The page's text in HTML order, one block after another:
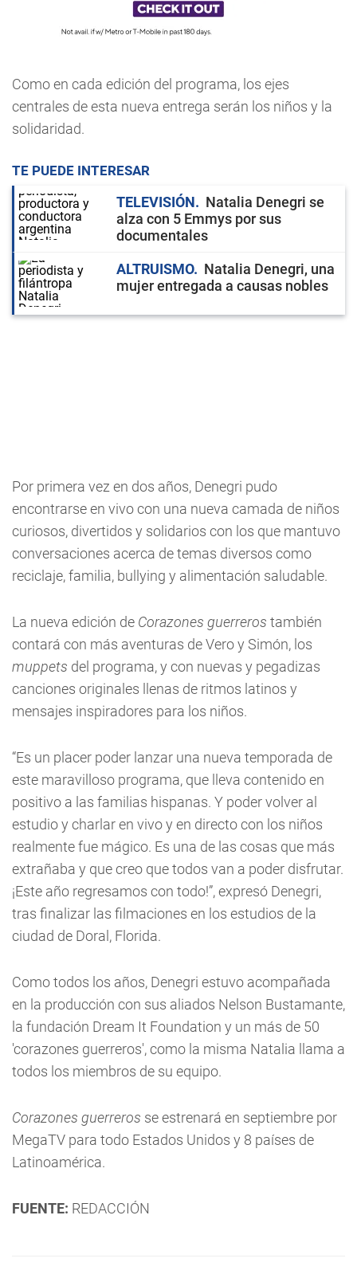
Como en cada edición del programa, los ejes
centrales de esta nueva entrega serán los niños y la
solidaridad.
TE PUEDE INTERESAR
TELEVISIÓN
Natalia Denegri se
alza con 5 Emmys por sus
documentales
ALTRUISMO
Natalia Denegri, una
mujer entregada a causas nobles
Por primera vez en dos años, Denegri pudo
encontrarse en vivo con una nueva camada de niños
curiosos, divertidos y solidarios con los que mantuvo
conversaciones acerca de temas diversos como
reciclaje, familia, bullying y alimentación saludable.
La nueva edición de Corazones guerreros también
contará con más aventuras de Vero y Simón, los
muppets del programa, y con nuevas y pegadizas
canciones originales llenas de ritmos latinos y
mensajes inspiradores para los niños.
“Es un placer poder lanzar una nueva temporada de
este maravilloso programa, que lleva contenido en
positivo a las familias hispanas. Y poder volver al
estudio y charlar en vivo y en directo con los niños
realmente fue mágico. Es una de las cosas que más
extrañaba y que creo que todos van a poder disfrutar.
¡Este año regresamos con todo!”, expresó Denegri,
tras finalizar las filmaciones en los estudios de la
ciudad de Doral, Florida.
Como todos los años, Denegri estuvo acompañada
en la producción con sus aliados Nelson Bustamante,
la fundación Dream It Foundation y un más de 50
'corazones guerreros', como la misma Natalia llama a
todos los miembros de su equipo.
Corazones guerreros se estrenará en septiembre por
MegaTV para todo Estados Unidos y 8 países de
Latinoamérica.
FUENTE: REDACCIÓN